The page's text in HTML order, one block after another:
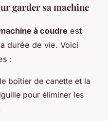
garder sa machine
à coudre est
durée de vie. Voici
:
boîtier de canette et la
pour éliminer les